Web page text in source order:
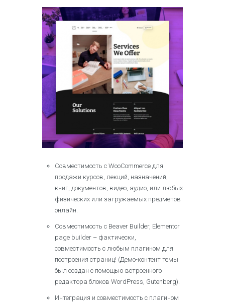
Совместимость с WooCommerce для
продажи курсов, лекций, назначений,
книг, документов, видео, аудио, или любых
физических или загружаемых предметов
онлайн.
Совместимость с Beaver Builder, Elementor
page builder – фактически,
совместимость с любым плагином для
построения страниц! (Демо-контент темы
был создан с помощью встроенного
редактора блоков WordPress, Gutenberg).
Интеграция и совместимость с плагином